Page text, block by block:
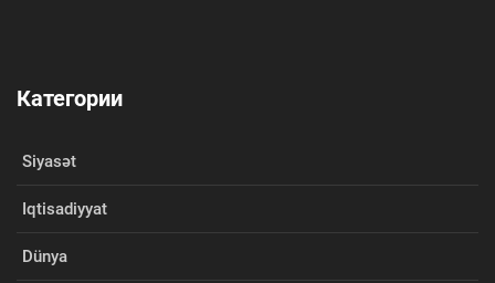
Категории
Siyasət
Iqtisadiyyat
Dünya